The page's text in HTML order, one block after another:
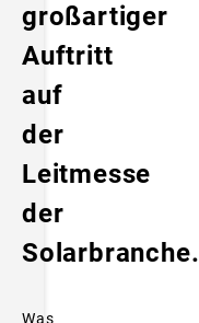
großartiger
Auftritt
auf
der
Leitmesse
der
Solarbranche.
Was